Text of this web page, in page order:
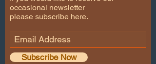
occasional newsletter
please subscribe here.
Subscribe Now